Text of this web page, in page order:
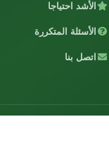
الأشد احتياجا
الأسئلة المتكررة
اتصل بنا